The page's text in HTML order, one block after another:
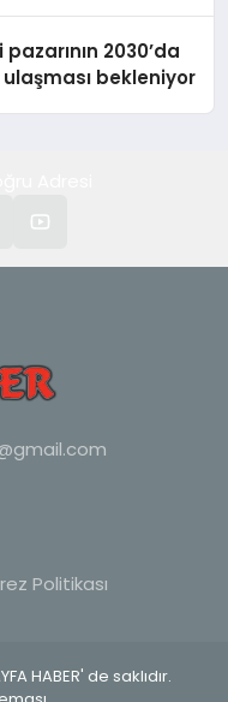
2030’da
bekleniyor
Politikası
HABER' de saklıdır.